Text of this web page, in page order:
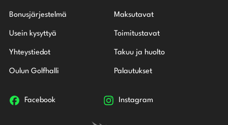
Bonusjärjestelmä
Usein kysyttyä
Yhteystiedot
Oulun Golfhalli
Maksutavat
Toimitustavat
Takuu ja huolto
Palautukset
Facebook Instagram